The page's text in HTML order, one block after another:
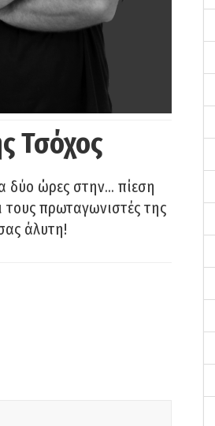
Τσόχος
δύο ώρες στην… πίεση
πρωταγωνιστές της
άλυτη!